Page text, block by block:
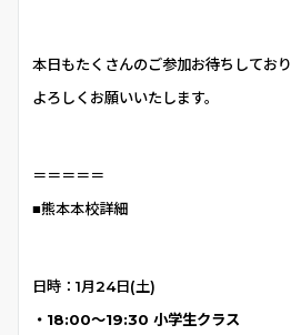
本日もたくさんのご参加お待ちしており
よろしくお願いいたします。
＝＝＝＝＝
■熊本本校詳細
日時：1月24日(土)
・18:00〜19:30 小学生クラス